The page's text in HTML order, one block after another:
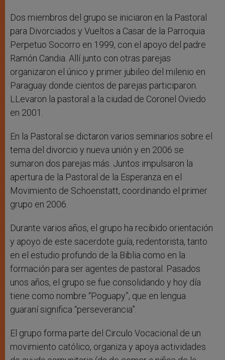
Dos miembros del grupo se iniciaron en la Pastoral
para Divorciados y Vueltos a Casar de la Parroquia
Perpetuo Socorro en 1999, con el apoyo del padre
Ramón Candia. Allí junto con otras parejas
organizaron el único y primer jubileo del milenio en
Paraguay donde cientos de parejas participaron.
LLevaron la pastoral a la ciudad de Coronel Oviedo
en 2001.
En la Pastoral se dictaron varios seminarios sobre el
tema del divorcio y nueva unión y en 2006 se
sumaron dos parejas más. Juntos impulsaron la
apertura de la Pastoral de la Esperanza en el
Movimiento de Schoenstatt, coordinando el primer
grupo en 2006.
Durante varios años, el grupo ha recibido orientación
y apoyo de este sacerdote guía, redentorista, tanto
en el estudio profundo de la Biblia como en la
formación para ser agentes de pastoral. Pasados
unos años, el grupo se fue consolidando y hoy día
tiene como nombre “Poguapy”, que en lengua
guaraní significa “perseverancia”.
El grupo forma parte del Circulo Vocacional de un
movimiento católico, organiza y apoya actividades